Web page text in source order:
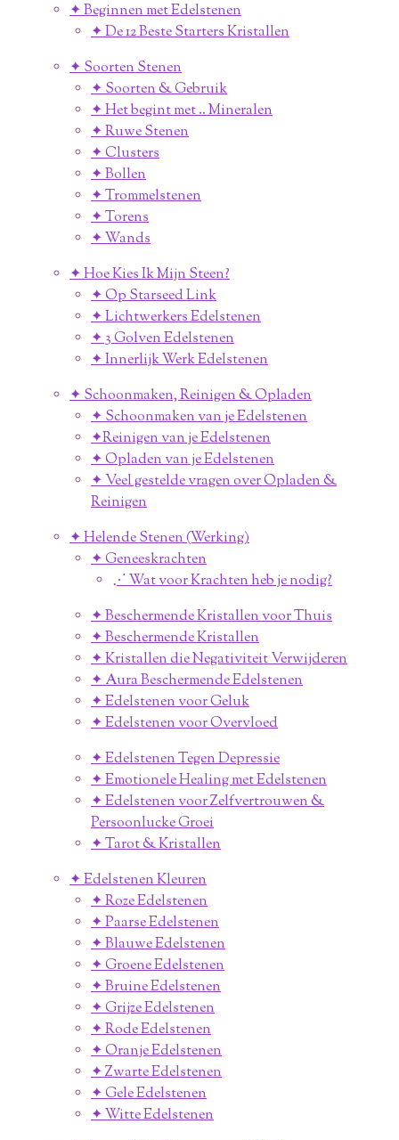
✦ Beginnen met Edelstenen
✦ De 12 Beste Starters Kristallen
✦ Soorten Stenen
✦ Soorten & Gebruik
✦ Het begint met .. Mineralen
✦ Ruwe Stenen
✦ Clusters
✦ Bollen
✦ Trommelstenen
✦ Torens
✦ Wands
✦ Hoe Kies Ik Mijn Steen?
✦ Op Starseed Link
✦ Lichtwerkers Edelstenen
✦ 3 Golven Edelstenen
✦ Innerlijk Werk Edelstenen
✦ Schoonmaken, Reinigen & Opladen
✦ Schoonmaken van je Edelstenen
✦Reinigen van je Edelstenen
✦ Opladen van je Edelstenen
✦ Veel gestelde vragen over Opladen &
Reinigen
✦ Helende Stenen (Werking)
✦ Geneeskrachten
⋰ Wat voor Krachten heb je nodig?
✦ Beschermende Kristallen voor Thuis
✦ Beschermende Kristallen
✦ Kristallen die Negativiteit Verwijderen
✦ Aura Beschermende Edelstenen
✦ Edelstenen voor Geluk
✦ Edelstenen voor Overvloed
✦ Edelstenen Tegen Depressie
✦ Emotionele Healing met Edelstenen
✦ Edelstenen voor Zelfvertrouwen &
Persoonlucke Groei
✦ Tarot & Kristallen
✦ Edelstenen Kleuren
✦ Roze Edelstenen
✦ Paarse Edelstenen
✦ Blauwe Edelstenen
✦ Groene Edelstenen
✦ Bruine Edelstenen
✦ Grijze Edelstenen
✦ Rode Edelstenen
✦ Oranje Edelstenen
✦ Zwarte Edelstenen
✦ Gele Edelstenen
✦ Witte Edelstenen